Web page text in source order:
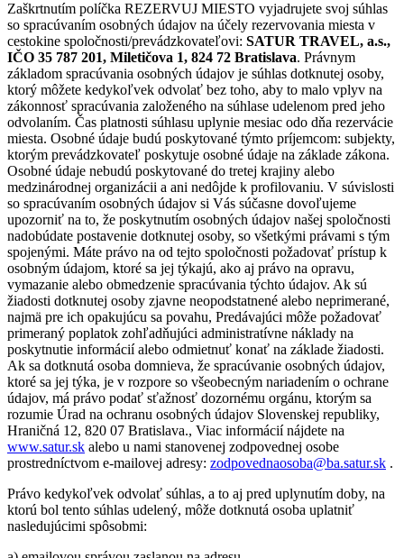
Zaškrtnutím políčka REZERVUJ MIESTO vyjadrujete svoj súhlas
so spracúvaním osobných údajov na účely rezervovania miesta v
cestokine spoločnosti/prevádzkovateľovi: SATUR TRAVEL, a.s.,
IČO 35 787 201, Miletičova 1, 824 72 Bratislava. Právnym
základom spracúvania osobných údajov je súhlas dotknutej osoby,
ktorý môžete kedykoľvek odvolať bez toho, aby to malo vplyv na
zákonnosť spracúvania založeného na súhlase udelenom pred jeho
odvolaním. Čas platnosti súhlasu uplynie mesiac odo dňa rezervácie
miesta. Osobné údaje budú poskytované týmto príjemcom: subjekty,
ktorým prevádzkovateľ poskytuje osobné údaje na základe zákona.
Osobné údaje nebudú poskytované do tretej krajiny alebo
medzinárodnej organizácii a ani nedôjde k profilovaniu. V súvislosti
so spracúvaním osobných údajov si Vás súčasne dovoľujeme
upozorniť na to, že poskytnutím osobných údajov našej spoločnosti
nadobúdate postavenie dotknutej osoby, so všetkými právami s tým
spojenými. Máte právo na od tejto spoločnosti požadovať prístup k
osobným údajom, ktoré sa jej týkajú, ako aj právo na opravu,
vymazanie alebo obmedzenie spracúvania týchto údajov. Ak sú
žiadosti dotknutej osoby zjavne neopodstatnené alebo neprimerané,
najmä pre ich opakujúcu sa povahu, Predávajúci môže požadovať
primeraný poplatok zohľadňujúci administratívne náklady na
poskytnutie informácií alebo odmietnuť konať na základe žiadosti.
Ak sa dotknutá osoba domnieva, že spracúvanie osobných údajov,
ktoré sa jej týka, je v rozpore so všeobecným nariadením o ochrane
údajov, má právo podať sťažnosť dozornému orgánu, ktorým sa
rozumie Úrad na ochranu osobných údajov Slovenskej republiky,
Hraničná 12, 820 07 Bratislava., Viac informácií nájdete na
www.satur.sk alebo u nami stanovenej zodpovednej osobe
prostredníctvom e-mailovej adresy: zodpovednaosoba@ba.satur.sk .
Právo kedykoľvek odvolať súhlas, a to aj pred uplynutím doby, na
ktorú bol tento súhlas udelený, môže dotknutá osoba uplatniť
nasledujúcimi spôsobmi: